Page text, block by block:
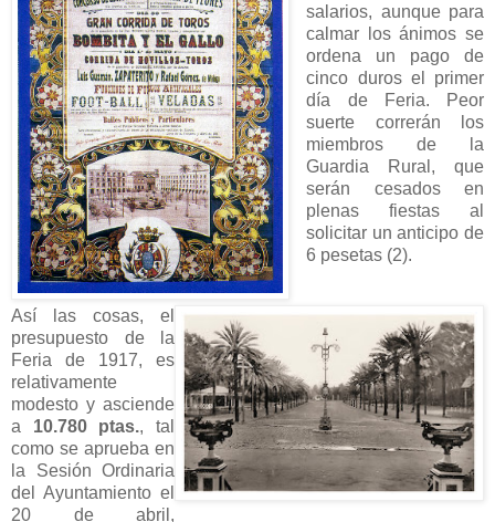
salarios, aunque para
calmar los ánimos se
ordena un pago de
cinco duros el primer
día de Feria. Peor
suerte correrán los
miembros de la
Guardia Rural, que
serán cesados en
plenas fiestas al
solicitar un anticipo de
6 pesetas (2).
Así las cosas, el
presupuesto de la
Feria de 1917, es
relativamente
modesto y asciende
a 10.780 ptas., tal
como se aprueba en
la Sesión Ordinaria
del Ayuntamiento el
20 de abril,